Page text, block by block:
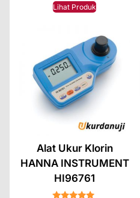
Lihat Produk
Alat Ukur Klorin
HANNA INSTRUMENT
HI96761